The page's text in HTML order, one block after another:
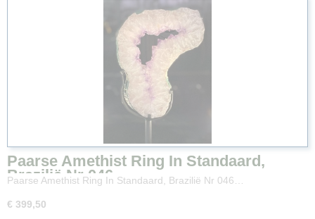
Paarse Amethist Ring In Standaard,
Brazilië Nr 046
Paarse Amethist Ring In Standaard, Brazilië Nr 046…
€ 399,50